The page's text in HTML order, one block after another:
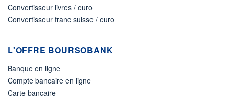
Convertisseur livres / euro
Convertisseur franc suisse / euro
L'OFFRE BOURSOBANK
Banque en ligne
Compte bancaire en ligne
Carte bancaire